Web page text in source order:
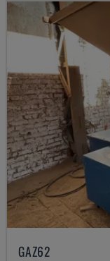
GAZ62